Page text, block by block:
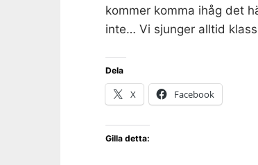
kommer komma ihåg det
inte… Vi sjunger alltid
Dela
X Facebook
Gilla detta: